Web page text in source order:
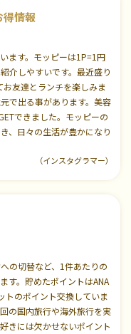
得情報
ます。モッピーは1P=1円
介しやすいです。最近盛り
お友達とランチを楽しみま
で出る事があります。美容
できました。モッピーの
、日々の生活が豊かになり
（インスタグラマー）
の切替など、1件あたりの
す。貯めたポイントはANA
トのポイント交換していま
の国内旅行や海外旅行を実
きには欠かせないポイント